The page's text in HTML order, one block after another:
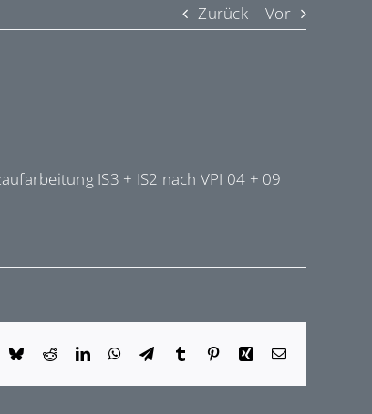
Zurück Vor
IS3 + IS2 nach VPI 04 + 09
BlueskyRedditLinkedInWhatsApp
TelegramTumblr PinterestXing E-